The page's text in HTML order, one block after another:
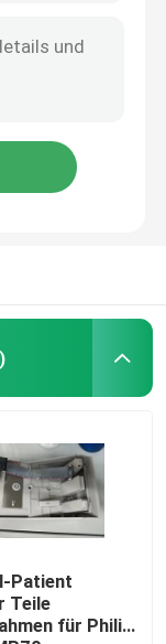
Patient
Teile
für Philip